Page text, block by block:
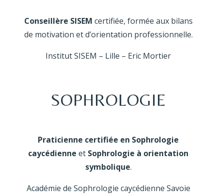
Conseillère SISEM certifiée, formée aux bilans
de motivation et d’orientation professionnelle.
Institut SISEM – Lille – Eric Mortier
SOPHROLOGIE
Praticienne certifiée en Sophrologie
caycédienne et Sophrologie à orientation
symbolique.
Académie de Sophrologie caycédienne Savoie